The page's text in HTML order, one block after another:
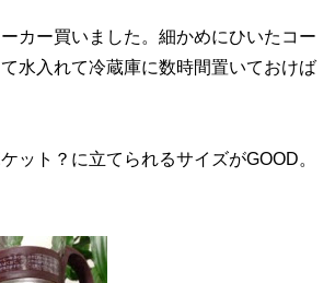
カー買いました。細かめにひいたコー
水入れて冷蔵庫に数時間置いておけば
ット？に立てられるサイズがGOOD。